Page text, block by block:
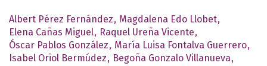
Albert Pérez Fernández
Magdalena Edo Llobet
Elena Cañas Miguel
Raquel Ureña Vicente
Óscar Pablos González
María Luisa Fontalva Guerrero
Isabel Oriol Bermúdez
Begoña Gonzalo Villanueva